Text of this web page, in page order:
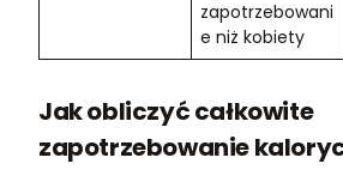
zapotrzebowani
e niż kobiety
Jak obliczyć całkowite
zapotrzebowanie